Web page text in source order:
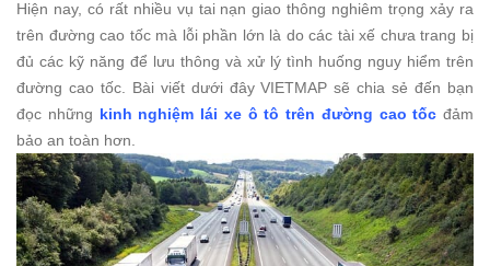
Hiện nay, có rất nhiều vụ tai nạn giao thông nghiêm trọng xảy ra
trên đường cao tốc mà lỗi phần lớn là do các tài xế chưa trang bị
đủ các kỹ năng để lưu thông và xử lý tình huống nguy hiểm trên
đường cao tốc. Bài viết dưới đây VIETMAP sẽ chia sẻ đến bạn
đọc những kinh nghiệm lái xe ô tô trên đường cao tốc đảm
bảo an toàn hơn.